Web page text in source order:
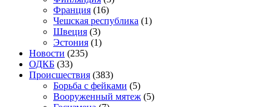
Франция (16)
Чешская республика (1)
Швеция (3)
Эстония (1)
Новости (235)
ОДКБ (33)
Происшествия (383)
Борьба с фейками (5)
Вооруженный мятеж (5)